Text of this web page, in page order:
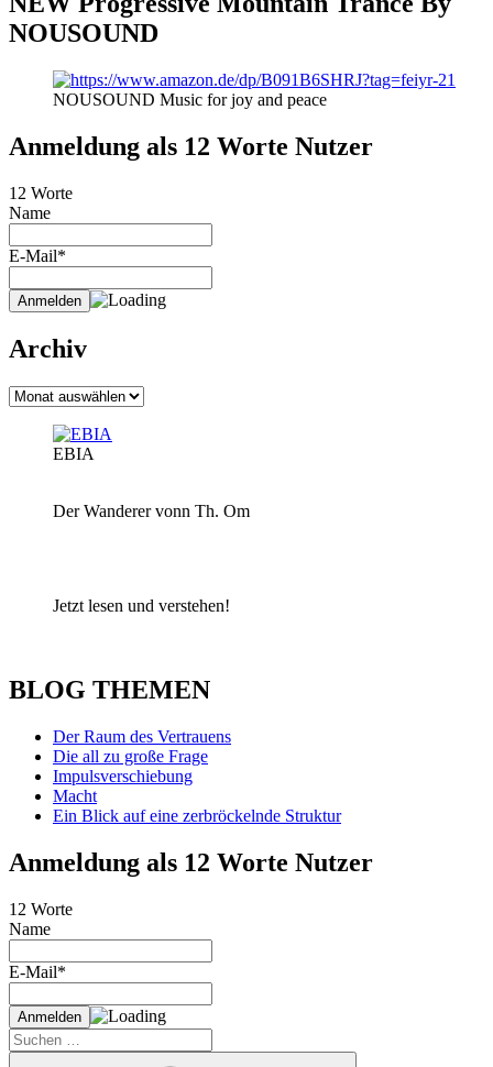
NOUSOUND
NOUSOUND Music for joy and peace
Anmeldung als 12 Worte Nutzer
12 Worte
Name
E-Mail*
Archiv
Archiv
EBIA
Der Wanderer vonn Th. Om
Jetzt lesen und verstehen!
BLOG THEMEN
Der Raum des Vertrauens
Die all zu große Frage
Impulsverschiebung
Macht
Ein Blick auf eine zerbröckelnde Struktur
Anmeldung als 12 Worte Nutzer
12 Worte
Name
E-Mail*
Suche
nach: